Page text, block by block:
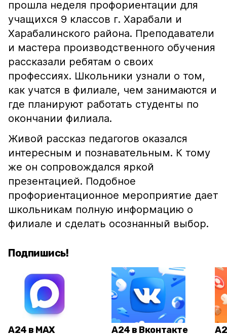
прошла неделя профориентации для
учащихся 9 классов г. Харабали и
Харабалинского района. Преподаватели
и мастера производственного обучения
рассказали ребятам о своих
профессиях. Школьники узнали о том,
как учатся в филиале, чем занимаются и
где планируют работать студенты по
окончании филиала.
Живой рассказ педагогов оказался
интересным и познавательным. К тому
же он сопровождался яркой
презентацией. Подобное
профориентационное мероприятие дает
школьникам полную информацию о
филиале и сделать осознанный выбор.
Подпишись!
А24 в MAX А24 в Вконтакте